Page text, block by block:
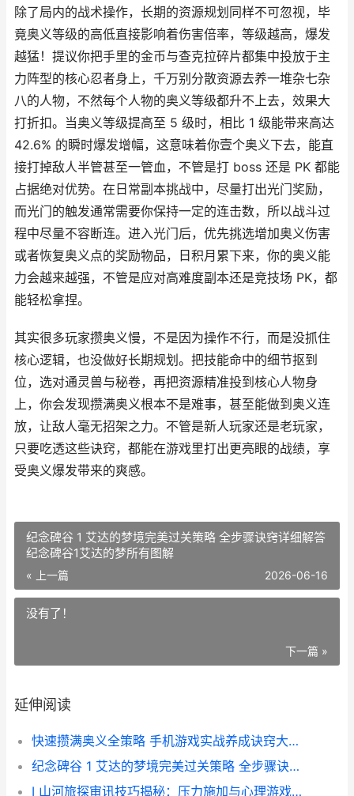
除了局内的战术操作，长期的资源规划同样不可忽视，毕
竟奥义等级的高低直接影响着伤害倍率，等级越高，爆发
越猛！提议你把手里的金币与查克拉碎片都集中投放于主
力阵型的核心忍者身上，千万别分散资源去养一堆杂七杂
八的人物，不然每个人物的奥义等级都升不上去，效果大
打折扣。当奥义等级提高至 5 级时，相比 1 级能带来高达
42.6% 的瞬时爆发增幅，这意味着你壹个奥义下去，能直
接打掉敌人半管甚至一管血，不管是打 boss 还是 PK 都能
占据绝对优势。在日常副本挑战中，尽量打出光门奖励，
而光门的触发通常需要你保持一定的连击数，所以战斗过
程中尽量不容断连。进入光门后，优先挑选增加奥义伤害
或者恢复奥义点的奖励物品，日积月累下来，你的奥义能
力会越来越强，不管是应对高难度副本还是竞技场 PK，都
能轻松拿捏。
其实很多玩家攒奥义慢，不是因为操作不行，而是没抓住
核心逻辑，也没做好长期规划。把技能命中的细节抠到
位，选对通灵兽与秘卷，再把资源精准投到核心人物身
上，你会发现攒满奥义根本不是难事，甚至能做到奥义连
放，让敌人毫无招架之力。不管是新人玩家还是老玩家，
只要吃透这些诀窍，都能在游戏里打出更亮眼的战绩，享
受奥义爆发带来的爽感。
纪念碑谷 1 艾达的梦境完美过关策略 全步骤诀窍详细解答
纪念碑谷1艾达的梦所有图解
« 上一篇 2026-06-16
没有了！
下一篇 »
延伸阅读
快速攒满奥义全策略 手机游戏实战养成诀窍大揭晓 奥义升到20要多少钱
纪念碑谷 1 艾达的梦境完美过关策略 全步骤诀窍详细解答 纪念碑谷1艾达的梦所有图解
I 山河旅探审讯技巧揭秘：压力施加与心理游戏策略解析